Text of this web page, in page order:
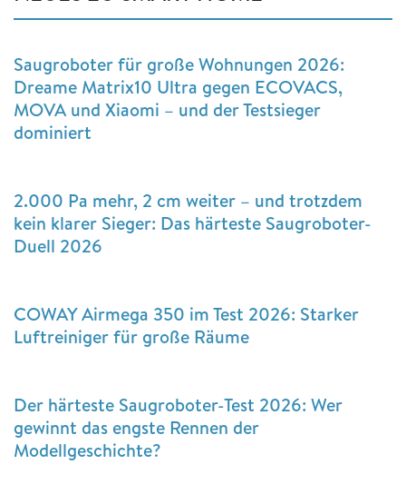
Saugroboter für große Wohnungen 2026:
Dreame Matrix10 Ultra gegen ECOVACS,
MOVA und Xiaomi – und der Testsieger
dominiert
2.000 Pa mehr, 2 cm weiter – und trotzdem
kein klarer Sieger: Das härteste Saugroboter-
Duell 2026
COWAY Airmega 350 im Test 2026: Starker
Luftreiniger für große Räume
Der härteste Saugroboter-Test 2026: Wer
gewinnt das engste Rennen der
Modellgeschichte?